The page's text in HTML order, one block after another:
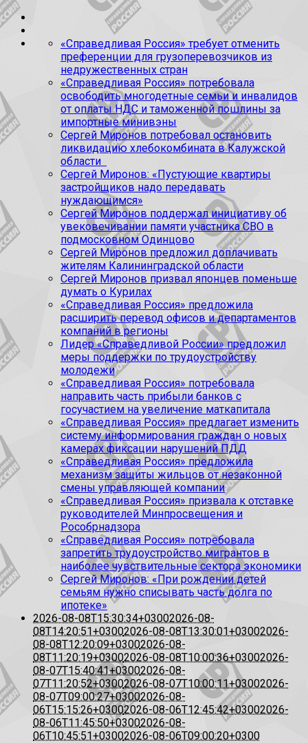
«Справедливая Россия» требует отменить
преференции для грузоперевозчиков из
недружественных стран
«Справедливая Россия» потребовала
освободить многодетные семьи и инвалидов
от оплаты НДС и таможенной пошлины за
импортные минивэны
Сергей Миронов потребовал остановить
ликвидацию хлебокомбината в Калужской
области
Сергей Миронов: «Пустующие квартиры
застройщиков надо передавать
нуждающимся»
Сергей Миронов поддержал инициативу об
увековечивании памяти участника СВО в
подмосковном Одинцово
Сергей Миронов предложил доплачивать
жителям Калининградской области
Сергей Миронов призвал японцев поменьше
думать о Курилах
«Справедливая Россия» предложила
расширить перевод офисов и департаментов
компаний в регионы
Лидер «Справедливой России» предложил
меры поддержки по трудоустройству
молодежи
«Справедливая Россия» потребовала
направить часть прибыли банков с
госучастием на увеличение маткапитала
«Справедливая Россия» предлагает изменить
систему информирования граждан о новых
камерах фиксации нарушений ПДД
«Справедливая Россия» предложила
механизм защиты жильцов от незаконной
смены управляющей компании
«Справедливая Россия» призвала к отставке
руководителей Минпросвещения и
Рособрнадзора
«Справедливая Россия» потребовала
запретить трудоустройство мигрантов в
наиболее чувствительные сектора экономики
Сергей Миронов: «При рождении детей
семьям нужно списывать часть долга по
ипотеке»
2026-08-08T15:30:34+03002026-08-
08T14:20:51+03002026-08-08T13:30:01+03002026-
08-08T12:20:09+03002026-08-
08T11:20:19+03002026-08-08T10:00:36+03002026-
08-07T15:40:41+03002026-08-
07T11:20:52+03002026-08-07T10:00:11+03002026-
08-07T09:00:27+03002026-08-
06T15:15:26+03002026-08-06T12:45:42+03002026-
08-06T11:45:50+03002026-08-
06T10:45:51+03002026-08-06T09:00:20+0300